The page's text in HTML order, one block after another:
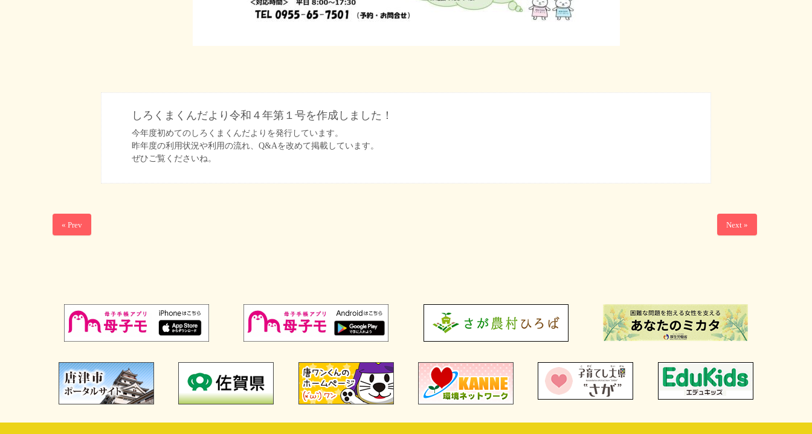
しろくまくんだより令和４年第１号を作成しました！
今年度初めてのしろくまくんだよりを発行しています。
昨年度の利用状況や利用の流れ、Q&Aを改めて掲載しています。
ぜひご覧くださいね。
« Prev Next »